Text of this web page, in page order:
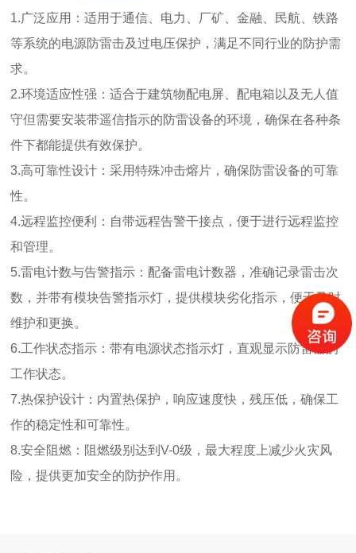
1.广泛应用：适用于通信、电力、厂矿、金融、民航、铁路
等系统的电源防雷击及过电压保护，满足不同行业的防护需
求。
2.环境适应性强：适合于建筑物配电屏、配电箱以及无人值
守但需要安装带遥信指示的防雷设备的环境，确保在各种条
件下都能提供有效保护。
3.高可靠性设计：采用特殊冲击熔片，确保防雷设备的可靠
性。
4.远程监控便利：自带远程告警干接点，便于进行远程监控
和管理。
5.雷电计数与告警指示：配备雷电计数器，准确记录雷击次
数，并带有模块告警指示灯，提供模块劣化指示，便于及时
维护和更换。
6.工作状态指示：带有电源状态指示灯，直观显示防雷器的
工作状态。
7.热保护设计：内置热保护，响应速度快，残压低，确保工
作的稳定性和可靠性。
8.安全阻燃：阻燃级别达到V-0级，最大程度上减少火灾风
险，提供更加安全的防护作用。